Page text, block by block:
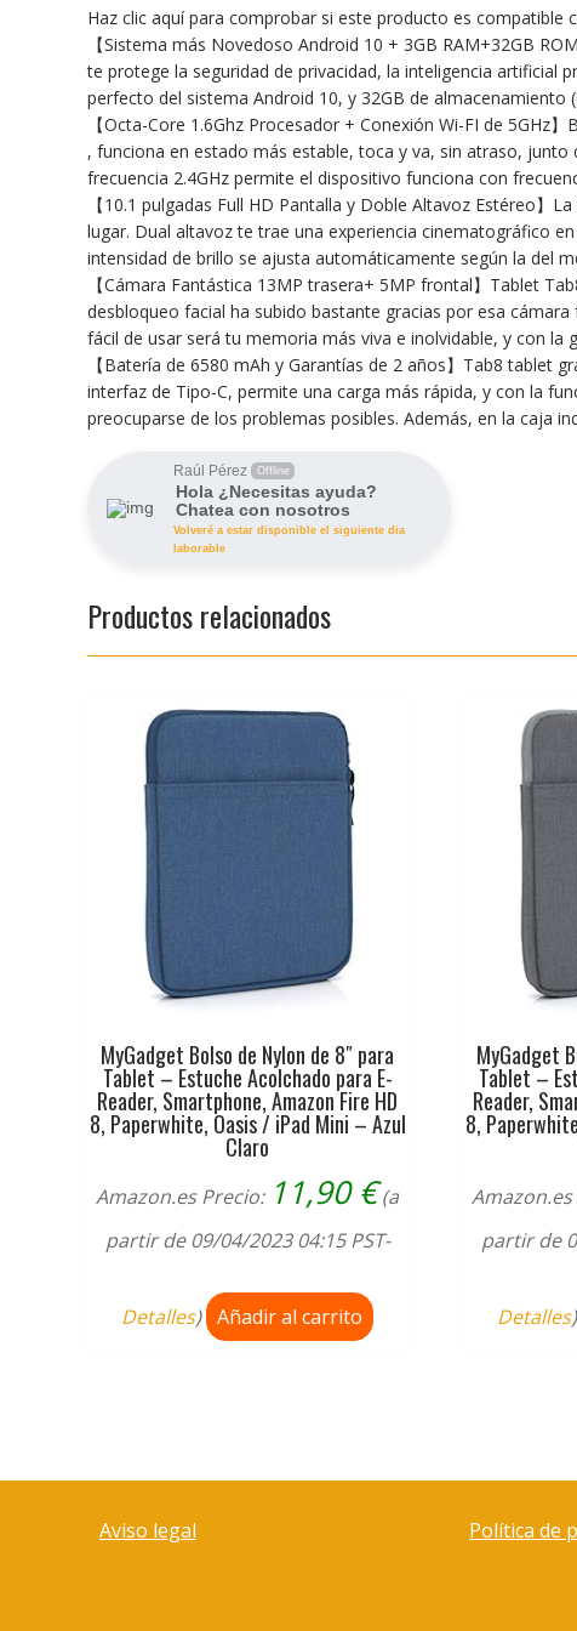
Haz clic aquí para comprobar si este producto es compatible
【Sistema más Novedoso Android 10 + 3GB RAM+32GB
te protege la seguridad de privacidad, la inteligencia artificial
perfecto del sistema Android 10, y 32GB de
【Octa-Core 1.6Ghz Procesador + Conexión Wi-FI de 5GHz
, funciona en estado más estable, toca y va, sin atraso,
frecuencia 2.4GHz permite el dispositivo funciona con
【10.1 pulgadas Full HD Pantalla y Doble Altavoz Estéreo
lugar. Dual altavoz te trae una experiencia cinematográfico
intensidad de brillo se ajusta automáticamente según la del
【Cámara Fantástica 13MP trasera+ 5MP frontal】Tablet
desbloqueo facial ha subido bastante gracias por esa
fácil de usar será tu memoria más viva e inolvidable, y con
【Batería de 6580 mAh y Garantías de 2 años】Tab8 tablet
interfaz de Tipo-C, permite una carga más rápida, y con la
preocuparse de los problemas posibles. Además, en la caja
Raúl Pérez Offline
Hola ¿Necesitas ayuda?
Chatea con nosotros
Volveré a estar disponible el siguiente dia
laborable
Productos relacionados
MyGadget Bolso de Nylon de 8″ para
Tablet – Estuche Acolchado para E-
Reader, Smartphone, Amazon Fire HD
8, Paperwhite, Oasis / iPad Mini – Azul
Claro
Amazon.es Precio: 11,90€ (a
partir de 09/04/2023 04:15 PST-
Detalles) Añadir al carrito
MyGadget
Tablet –
Reader,
8,
partir de
Detalles)
Aviso legal Política de